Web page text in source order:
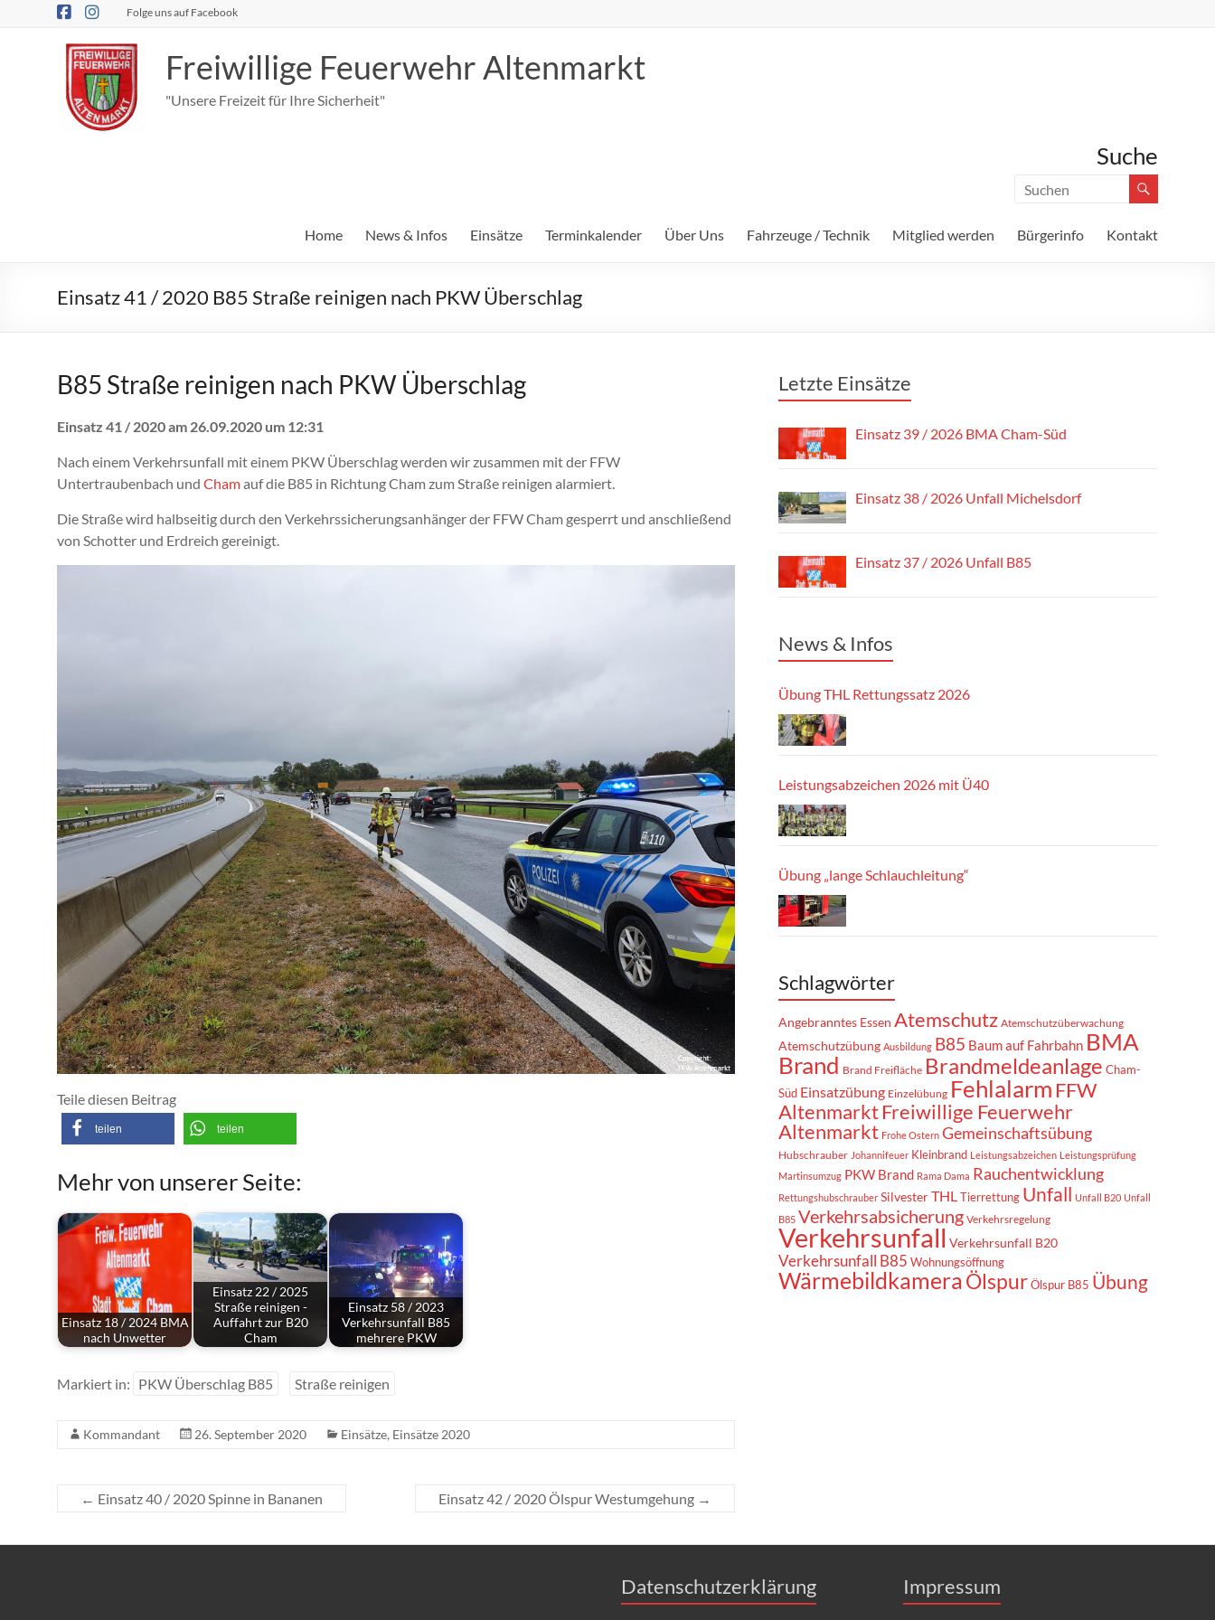
Folge uns auf Facebook
Freiwillige Feuerwehr Altenmarkt
"Unsere Freizeit für Ihre Sicherheit"
Suche
Home News & Infos Einsätze Terminkalender Über Uns Fahrzeuge / Technik Mitglied werden Bürgerinfo Kontakt
Einsatz 41 / 2020 B85 Straße reinigen nach PKW Überschlag
B85 Straße reinigen nach PKW Überschlag
Einsatz 41 / 2020 am 26.09.2020 um 12:31
Nach einem Verkehrsunfall mit einem PKW Überschlag werden wir zusammen mit der FFW
Untertraubenbach und Chamauf die B85 in Richtung Cham zum Straße reinigen alarmiert.
Die Straße wird halbseitig durch den Verkehrssicherungsanhänger der FFW Cham gesperrt und anschließend
von Schotter und Erdreich gereinigt.
Teile diesen Beitrag
teilen teilen
Mehr von unserer Seite:
Einsatz 18 / 2024 BMA
nach Unwetter
Einsatz 22 / 2025
Straße reinigen -
Auffahrt zur B20
Cham
Einsatz 58 / 2023
Verkehrsunfall B85
mehrere PKW
Markiert in: PKW Überschlag B85 Straße reinigen
Kommandant 26. September 2020 Einsätze, Einsätze 2020
← Einsatz 40 / 2020 Spinne in Bananen Einsatz 42 / 2020 Ölspur Westumgehung →
Letzte Einsätze
Einsatz 39 / 2026 BMA Cham-Süd
Einsatz 38 / 2026 Unfall Michelsdorf
Einsatz 37 / 2026 Unfall B85
News & Infos
Übung THL Rettungssatz 2026
Leistungsabzeichen 2026 mit Ü40
Übung „lange Schlauchleitung“
Schlagwörter
Angebranntes Essen Atemschutz Atemschutzüberwachung
Atemschutzübung Ausbildung B85 Baum auf Fahrbahn BMA
Brand Brand Freifläche Brandmeldeanlage Cham-
Süd Einsatzübung Einzelübung Fehlalarm FFW
AltenmarktFreiwillige Feuerwehr
Altenmarkt Frohe Ostern Gemeinschaftsübung
Hubschrauber Johannifeuer Kleinbrand Leistungsabzeichen Leistungsprüfung
Martinsumzug PKW Brand Rama Dama Rauchentwicklung
Rettungshubschrauber SilvesterTHLTierrettung Unfall Unfall B20 Unfall
B85 Verkehrsabsicherung Verkehrsregelung
Verkehrsunfall Verkehrsunfall B20
Verkehrsunfall B85 Wohnungsöffnung
WärmebildkameraÖlspurÖlspur B85 Übung
Datenschutzerklärung Impressum